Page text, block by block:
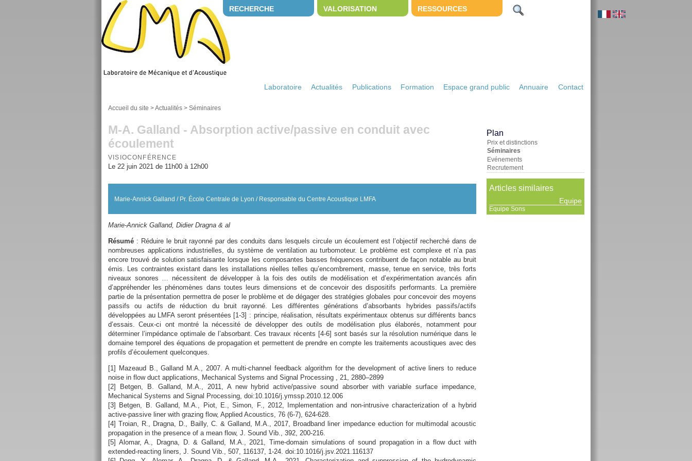
RECHERCHE VALORISATION RESSOURCES
Laboratoire Actualités Publications Formation Espace grand public Annuaire Contact
Accueil du site >Actualités > Séminaires
M-A. Galland - Absorption active/passive en conduit avec
écoulement
VISIOCONFÉRENCE
Le 22 juin 2021 de 11h00 à 12h00
Marie-Annick Galland / Pr. École Centrale de Lyon / Responsable du Centre Acoustique LMFA
Marie-Annick Galland, Didier Dragna & al
Résumé : Réduire le bruit rayonné par des conduits dans lesquels circule un écoulement est l’objectif recherché dans de
nombreuses applications industrielles, du système de ventilation au turbomoteur. Le problème est complexe et n’a pas
encore trouvé de solution satisfaisante lorsque les composantes basses fréquences contribuent de façon notable au bruit
émis. Les contraintes existant dans les installations réelles telles qu’encombrement, masse, tenue en service, très forts
niveaux sonores … nécessitent de développer à la fois des outils de modélisation et d’expérimentation avancés afin
d’appréhender les phénomènes dans toutes leurs dimensions et de concevoir des dispositifs performants. La première
partie de la présentation permettra de poser le problème et de dégager des stratégies globales pour concevoir des moyens
passifs ou actifs de réduction du bruit rayonné. Les différentes générations d’absorbants hybrides passifs/actifs
développées au LMFA seront présentées [1-3] : principe, réalisation, résultats expérimentaux obtenus sur différents bancs
d’essais. Ceux-ci ont montré la nécessité de développer des outils de modélisation plus élaborés, notamment pour
déterminer l’impédance optimale de l’absorbant. Ces travaux récents [4-6] sont basés sur la résolution numérique dans le
domaine temporel des équations de propagation et permettent de prendre en compte les traitements acoustiques avec des
profils d’écoulement quelconques.
[1] Mazeaud B., Galland M.A., 2007. A multi-channel feedback algorithm for the development of active liners to reduce
noise in flow duct applications, Mechanical Systems and Signal Processing , 21, 2880–2899
[2] Betgen, B. Galland, M.A., 2011, A new hybrid active/passive sound absorber with variable surface impedance,
Mechanical Systems and Signal Processing, doi:10.1016/j.ymssp.2010.12.006
[3] Betgen, B. Galland, M.A., Piot, E., Simon, F., 2012, Implementation and non-intrusive characterization of a hybrid
active-passive liner with grazing flow, Applied Acoustics, 76 (6-7), 624-628.
[4] Troian, R., Dragna, D., Bailly, C. & Galland, M.A., 2017, Broadband liner impedance eduction for multimodal acoustic
propagation in the presence of a mean flow, J. Sound Vib., 392, 200-216.
[5] Alomar, A., Dragna, D. & Galland, M.A., 2021, Time-domain simulations of sound propagation in a flow duct with
extended-reacting liners, J. Sound Vib., 507, 116137, 1-24. doi:10.1016/j.jsv.2021.116137
Plan
Prix et distinctions
Séminaires
Evénements
Recrutement
Articles similaires
Equipe
Equipe Sons